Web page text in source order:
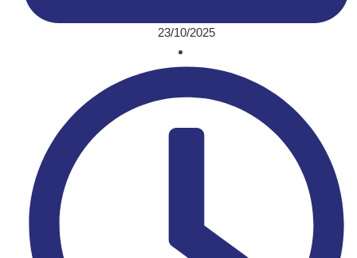
23/10/2025